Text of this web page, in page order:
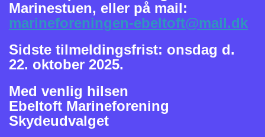
Marinestuen, eller på mail:
marineforeningen-ebeltoft@mail.dk
Sidste tilmeldingsfrist: onsdag d.
22. oktober 2025.
Med venlig hilsen
Ebeltoft Marineforening
Skydeudvalget